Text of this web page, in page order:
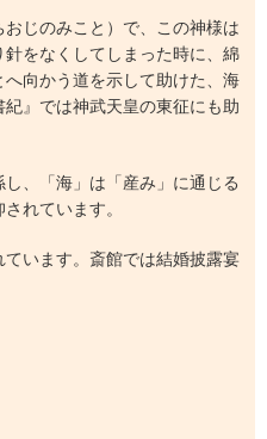
じのみこと）で、この神様は
をなくしてしまった時に、綿
向かう道を示して助けた、海
』では神武天皇の東征にも助
、「海」は「産み」に通じる
れています。
います。斎館では結婚披露宴